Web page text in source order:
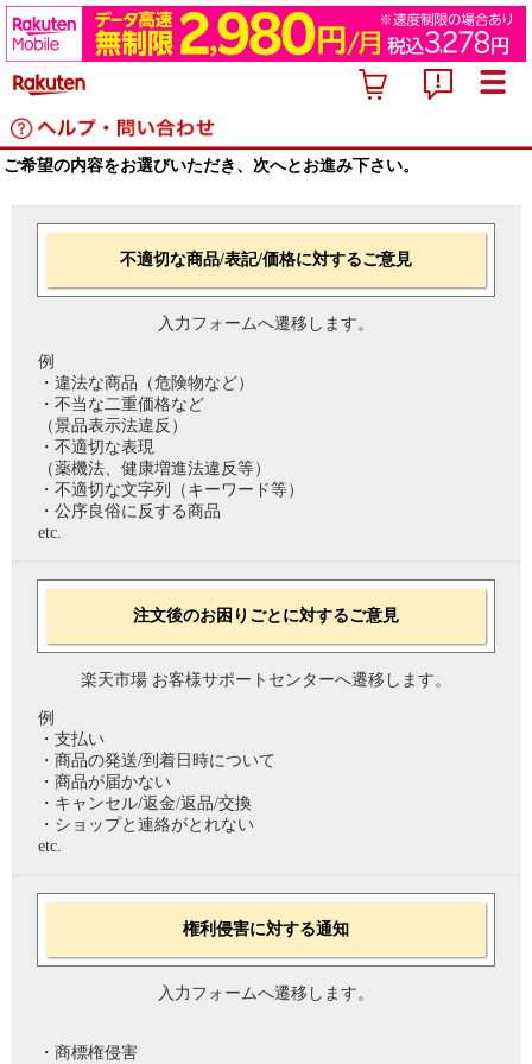
ご希望の内容をお選びいただき、次へとお進み下さい。
不適切な商品/表記/価格に対するご意見
入力フォームへ遷移します。
例
・違法な商品（危険物など）
・不当な二重価格など
（景品表示法違反）
・不適切な表現
（薬機法、健康増進法違反等）
・不適切な文字列（キーワード等）
・公序良俗に反する商品
etc.
注文後のお困りごとに対するご意見
楽天市場 お客様サポートセンターへ遷移します。
例
・支払い
・商品の発送/到着日時について
・商品が届かない
・キャンセル/返金/返品/交換
・ショップと連絡がとれない
etc.
権利侵害に対する通知
入力フォームへ遷移します。
・商標権侵害